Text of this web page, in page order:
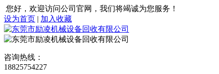
您好，欢迎访问公司官网，我们将竭诚为您服务！
设为首页 | 加入收藏
咨询热线：
18825754227